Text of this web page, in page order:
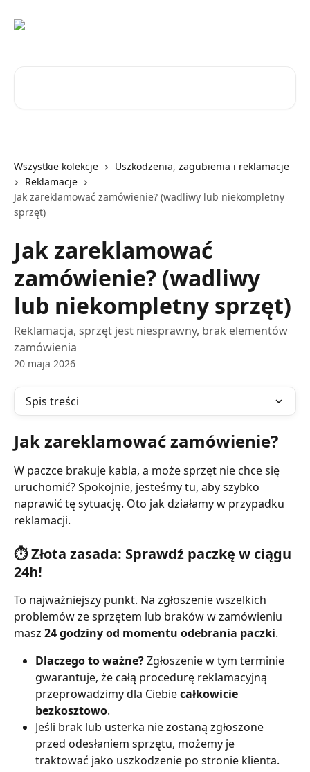
Wszystkie kolekcje
Uszkodzenia, zagubienia i reklamacje
Reklamacje
Jak zareklamować zamówienie? (wadliwy lub niekompletny
sprzęt)
Jak zareklamować
zamówienie? (wadliwy
lub niekompletny sprzęt)
Reklamacja, sprzęt jest niesprawny, brak elementów
zamówienia
20 maja 2026
Spis treści
Jak zareklamować zamówienie?
W paczce brakuje kabla, a może sprzęt nie chce się
uruchomić? Spokojnie, jesteśmy tu, aby szybko
naprawić tę sytuację. Oto jak działamy w przypadku
reklamacji.
⏱️ Złota zasada: Sprawdź paczkę w ciągu
24h!
To najważniejszy punkt. Na zgłoszenie wszelkich
problemów ze sprzętem lub braków w zamówieniu
masz 24 godziny od momentu odebrania paczki.
Dlaczego to ważne? Zgłoszenie w tym terminie
gwarantuje, że całą procedurę reklamacyjną
przeprowadzimy dla Ciebie całkowicie
bezkosztowo.
Jeśli brak lub usterka nie zostaną zgłoszone
przed odesłaniem sprzętu, możemy je
traktować jako uszkodzenie po stronie klienta.